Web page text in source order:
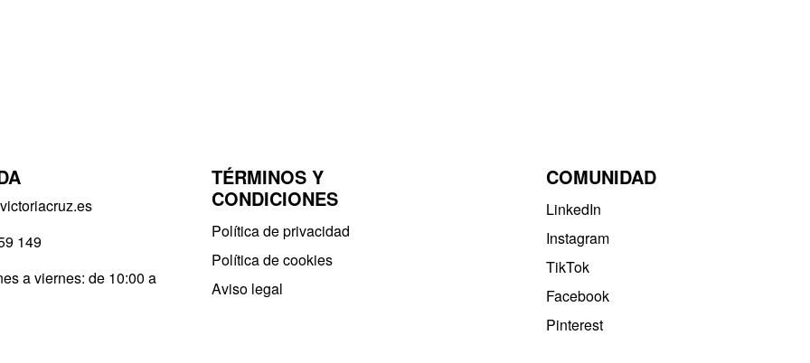
TÉRMINOS Y
CONDICIONES
Política de privacidad​
Política de cookies
Aviso legal
149
a viernes: de 10:00 a
COMUNIDAD
LinkedIn
Instagram
TikTok
Facebook
Pinterest